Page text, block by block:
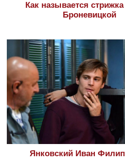
Как называется
Броневицкой
Янковский Иван